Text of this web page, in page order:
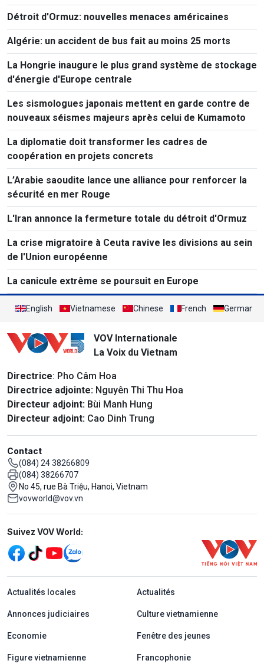
ressortissants de 50 pays
Détroit d'Ormuz: nouvelles menaces américaines
Algérie: un accident de bus fait au moins 25 morts
La Hongrie inaugure le plus grand système de stockage
d'énergie d'Europe centrale
Les sismologues japonais mettent en garde contre de
nouveaux séismes majeurs après celui de Kumamoto
La diplomatie doit transformer les cadres de
coopération en projets concrets
L’Arabie saoudite lance une alliance pour renforcer la
sécurité en mer Rouge
L'Iran annonce la fermeture totale du détroit d'Ormuz
La crise migratoire à Ceuta ravive les divisions au sein
de l'Union européenne
La canicule extrême se poursuit en Europe
English Vietnamese Chinese French German
VOV Internationale
La Voix du Vietnam
Directrice: Pho Câm Hoa
Directrice adjointe: Nguyên Thi Thu Hoa
Directeur adjoint: Bùi Manh Hung
Directeur adjoint: Cao Dinh Trung
Contact
(084) 24 38266809
(084) 38266707
No 45, rue Bà Triệu, Hanoi, Vietnam
vovworld@vov.vn
Mạng xã hội
Suivez VOV World:
menu footer tiếng Pháp
Actualités locales Actualités
Annonces judiciaires Culture vietnamienne
Economie Fenêtre des jeunes
Figure vietnamienne Francophonie